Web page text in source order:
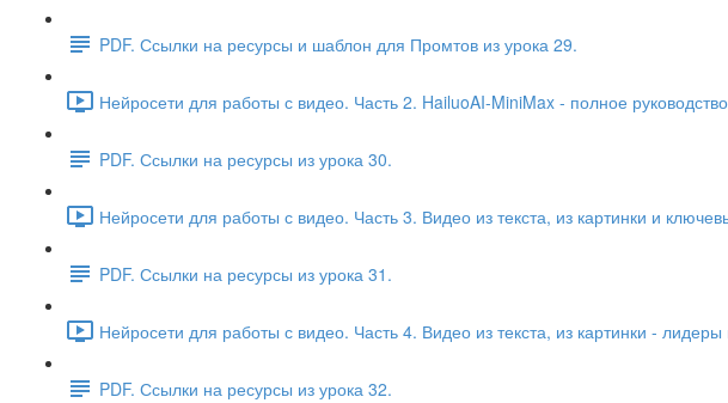
PDF. Ссылки на ресурсы и шаблон для Промтов из урока 29.
Нейросети для работы с видео. Часть 2. HailuoAI-MiniMax - полное
PDF. Ссылки на ресурсы из урока 30.
Нейросети для работы с видео. Часть 3. Видео из текста, из картинки и
PDF. Ссылки на ресурсы из урока 31.
Нейросети для работы с видео. Часть 4. Видео из текста, из картинки -
PDF. Ссылки на ресурсы из урока 32.